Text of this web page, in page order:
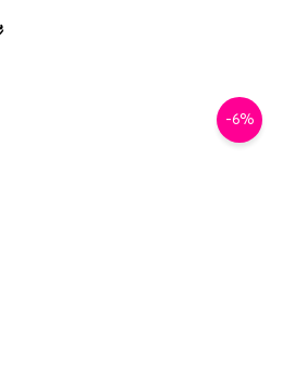
-6%